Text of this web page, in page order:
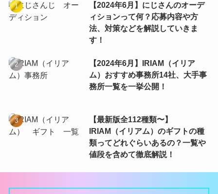
【2024年6月】にじさんのオーデ
ィションって何？応募内容や方
法、対策などを解説していきま
す！
【2024年6月】IRIAM（イリア
ム）おすすめ事務所14社、大手事
務所一覧を一挙公開！
【最新版全112種類〜】
IRIAM（イリアム）のギフトの種
類ってどれぐらいあるの？一覧や
値段を含めて徹底解説！